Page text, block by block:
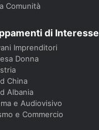
Comunità
di Interesse
Imprenditori
Donna
China
Albania
e Audiovisivo
e Commercio